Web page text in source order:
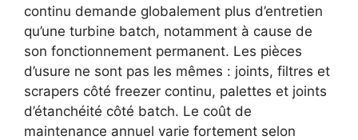
continu demande globalement plus d’entretien
qu’une turbine batch, notamment à cause de
son fonctionnement permanent. Les pièces
d’usure ne sont pas les mêmes : joints, filtres et
scrapers côté freezer continu, palettes et joints
d’étanchéité côté batch. Le coût de
maintenance annuel varie fortement selon